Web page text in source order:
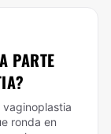
PARTE
ronda en